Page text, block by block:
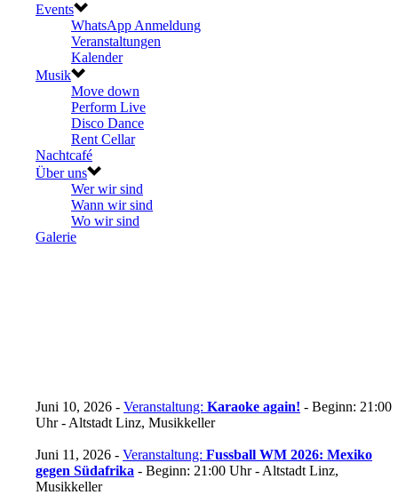
Events
WhatsApp Anmeldung
Veranstaltungen
Kalender
Musik
Move down
Perform Live
Disco Dance
Rent Cellar
Nachtcafé
Über uns
Wer wir sind
Wann wir sind
Wo wir sind
Galerie
Juni 10, 2026 - Veranstaltung: Karaoke again! - Beginn: 21:00
Uhr - Altstadt Linz, Musikkeller
Juni 11, 2026 - Veranstaltung: Fussball WM 2026: Mexiko
gegen Südafrika - Beginn: 21:00 Uhr - Altstadt Linz,
Musikkeller